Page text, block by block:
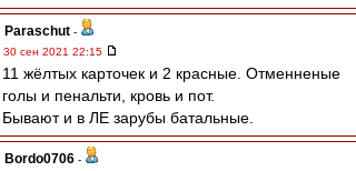
Paraschut -
30 сен 2021 22:15
11 жёлтых карточек и 2 красные. Отменненые
голы и пенальти, кровь и пот.
Бывают и в ЛЕ зарубы батальные.
Bordo0706 -